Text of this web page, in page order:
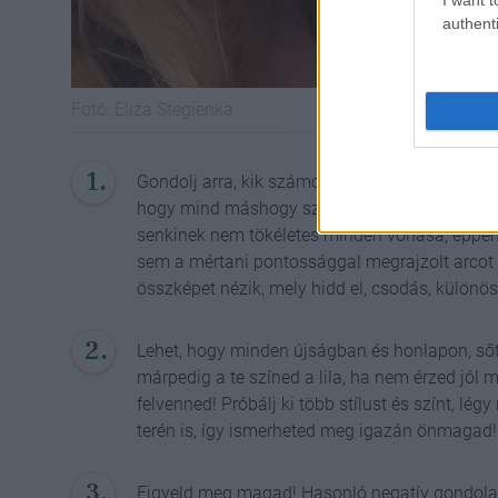
Gondolj arra, kik számodra a legszebb és
hogy mind máshogy szépek és ha alaposan
senkinek nem tökéletes minden vonása,
sem a mértani pontossággal megrajzolt
összképet nézik, mely hidd el, csodás,
Lehet, hogy minden újságban és honlapon,
márpedig a te színed a lila, ha nem érzed jól
felvenned! Próbálj ki több stílust és színt,
terén is, így ismerheted meg igazán önmagad!
Figyeld meg magad! Hasonló negatív